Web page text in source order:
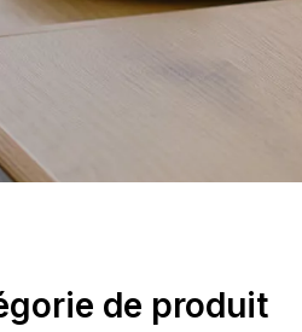
de produit